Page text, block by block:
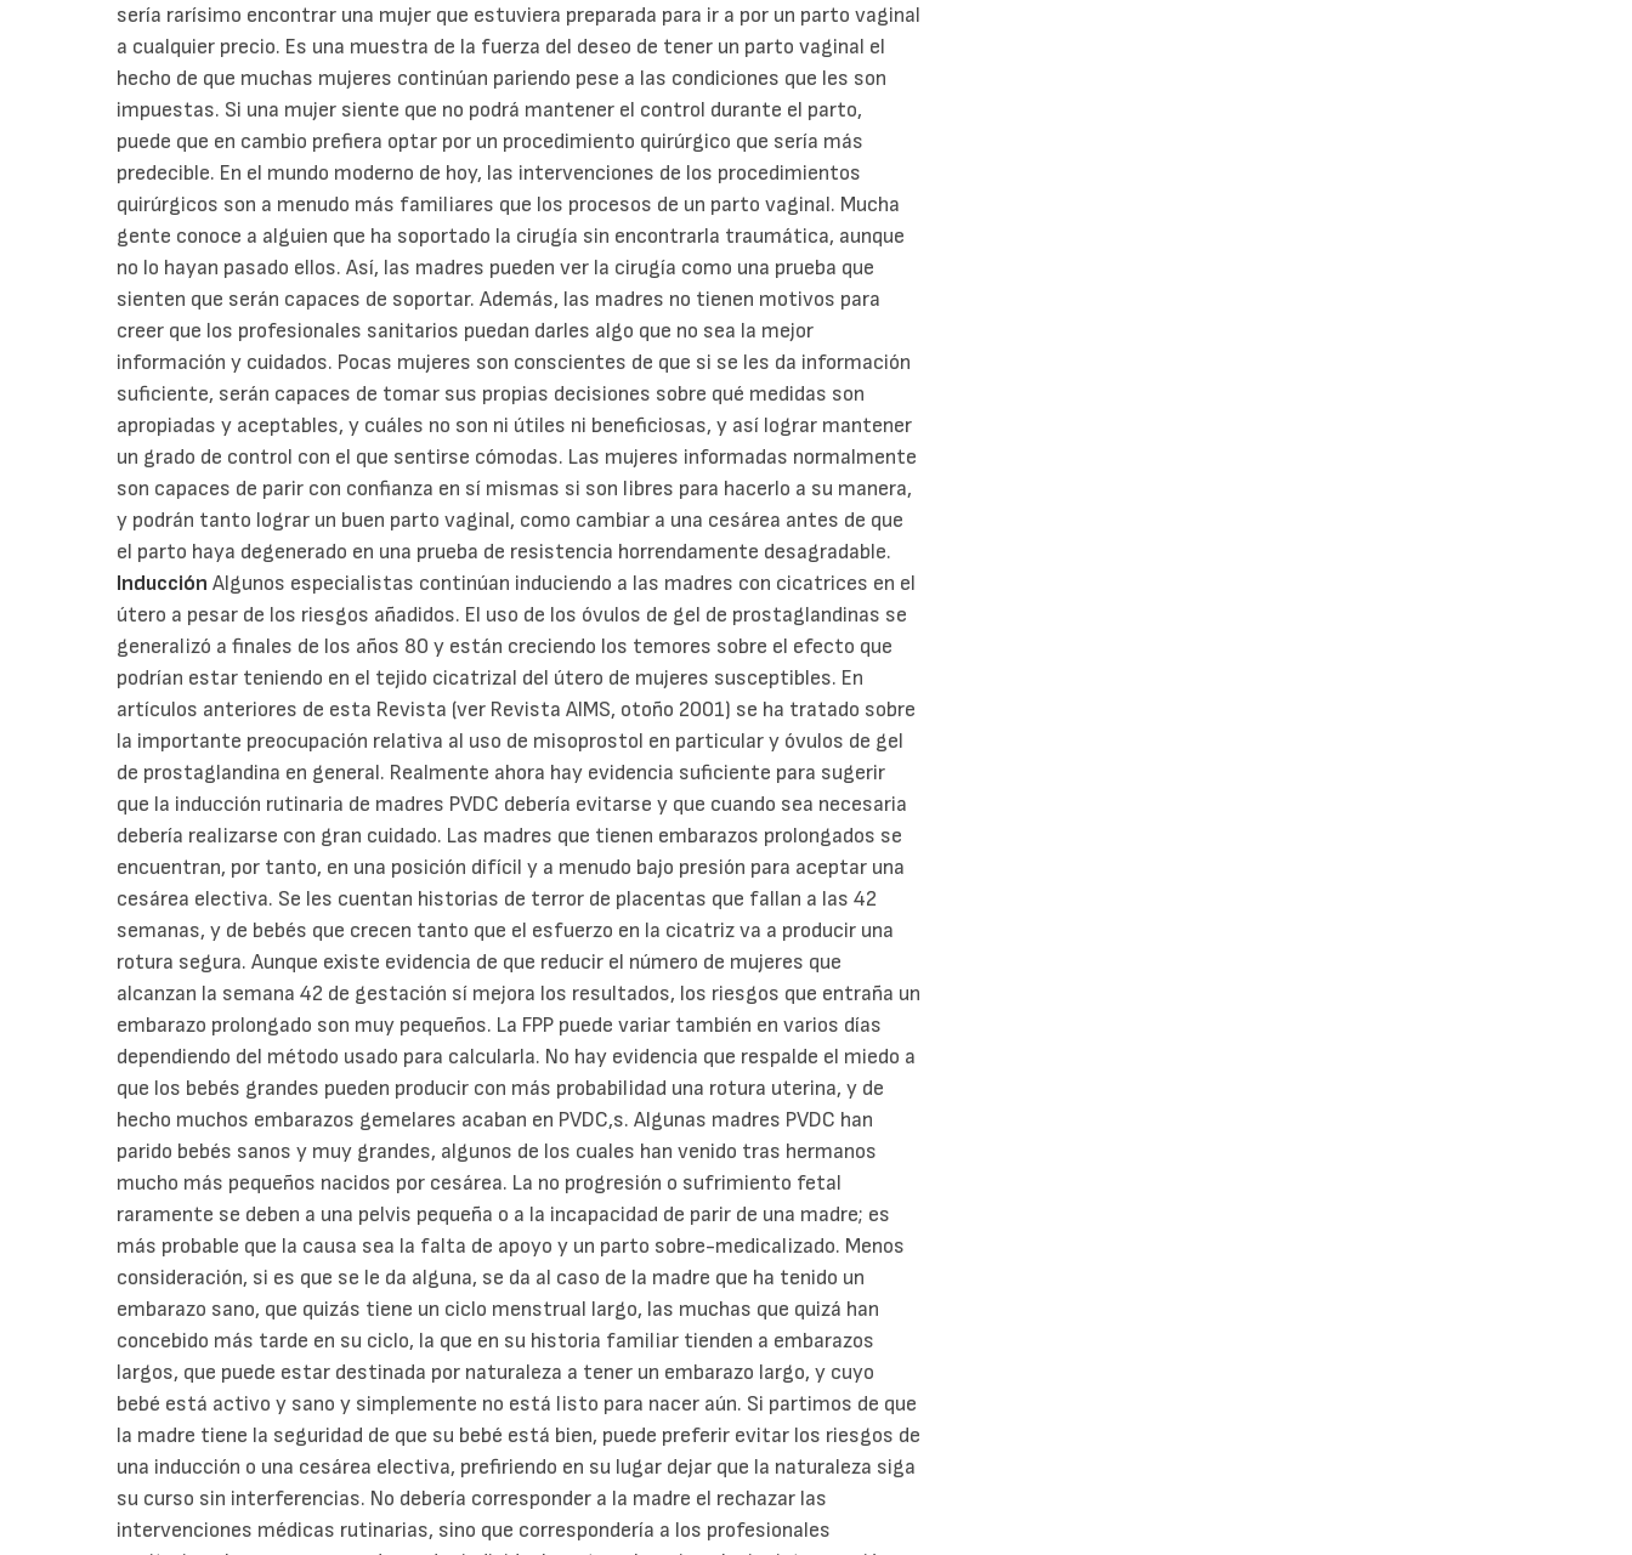
sería rarísimo encontrar una mujer que estuviera preparada para ir a por un parto vaginal
a cualquier precio. Es una muestra de la fuerza del deseo de tener un parto vaginal el
hecho de que muchas mujeres continúan pariendo pese a las condiciones que les son
impuestas. Si una mujer siente que no podrá mantener el control durante el parto,
puede que en cambio prefiera optar por un procedimiento quirúrgico que sería más
predecible. En el mundo moderno de hoy, las intervenciones de los procedimientos
quirúrgicos son a menudo más familiares que los procesos de un parto vaginal. Mucha
gente conoce a alguien que ha soportado la cirugía sin encontrarla traumática, aunque
no lo hayan pasado ellos. Así, las madres pueden ver la cirugía como una prueba que
sienten que serán capaces de soportar. Además, las madres no tienen motivos para
creer que los profesionales sanitarios puedan darles algo que no sea la mejor
información y cuidados. Pocas mujeres son conscientes de que si se les da información
suficiente, serán capaces de tomar sus propias decisiones sobre qué medidas son
apropiadas y aceptables, y cuáles no son ni útiles ni beneficiosas, y así lograr mantener
un grado de control con el que sentirse cómodas. Las mujeres informadas normalmente
son capaces de parir con confianza en sí mismas si son libres para hacerlo a su manera,
y podrán tanto lograr un buen parto vaginal, como cambiar a una cesárea antes de que
el parto haya degenerado en una prueba de resistencia horrendamente desagradable.
Inducción Algunos especialistas continúan induciendo a las madres con cicatrices en el
útero a pesar de los riesgos añadidos. El uso de los óvulos de gel de prostaglandinas se
generalizó a finales de los años 80 y están creciendo los temores sobre el efecto que
podrían estar teniendo en el tejido cicatrizal del útero de mujeres susceptibles. En
artículos anteriores de esta Revista (ver Revista AIMS, otoño 2001) se ha tratado sobre
la importante preocupación relativa al uso de misoprostol en particular y óvulos de gel
de prostaglandina en general. Realmente ahora hay evidencia suficiente para sugerir
que la inducción rutinaria de madres PVDC debería evitarse y que cuando sea necesaria
debería realizarse con gran cuidado. Las madres que tienen embarazos prolongados se
encuentran, por tanto, en una posición difícil y a menudo bajo presión para aceptar una
cesárea electiva. Se les cuentan historias de terror de placentas que fallan a las 42
semanas, y de bebés que crecen tanto que el esfuerzo en la cicatriz va a producir una
rotura segura. Aunque existe evidencia de que reducir el número de mujeres que
alcanzan la semana 42 de gestación sí mejora los resultados, los riesgos que entraña un
embarazo prolongado son muy pequeños. La FPP puede variar también en varios días
dependiendo del método usado para calcularla. No hay evidencia que respalde el miedo a
que los bebés grandes pueden producir con más probabilidad una rotura uterina, y de
hecho muchos embarazos gemelares acaban en PVDC,s. Algunas madres PVDC han
parido bebés sanos y muy grandes, algunos de los cuales han venido tras hermanos
mucho más pequeños nacidos por cesárea. La no progresión o sufrimiento fetal
raramente se deben a una pelvis pequeña o a la incapacidad de parir de una madre; es
más probable que la causa sea la falta de apoyo y un parto sobre-medicalizado. Menos
consideración, si es que se le da alguna, se da al caso de la madre que ha tenido un
embarazo sano, que quizás tiene un ciclo menstrual largo, las muchas que quizá han
concebido más tarde en su ciclo, la que en su historia familiar tienden a embarazos
largos, que puede estar destinada por naturaleza a tener un embarazo largo, y cuyo
bebé está activo y sano y simplemente no está listo para nacer aún. Si partimos de que
la madre tiene la seguridad de que su bebé está bien, puede preferir evitar los riesgos de
una inducción o una cesárea electiva, prefiriendo en su lugar dejar que la naturaleza siga
su curso sin interferencias. No debería corresponder a la madre el rechazar las
intervenciones médicas rutinarias, sino que correspondería a los profesionales